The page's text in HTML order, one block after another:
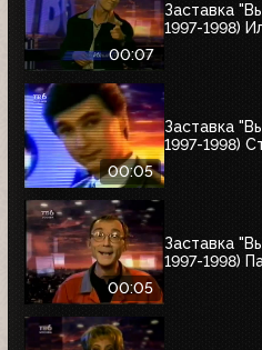
00:07
Заставка
1997-1998)
00:05
Заставка
1997-1998)
00:05
Заставка
1997-1998)